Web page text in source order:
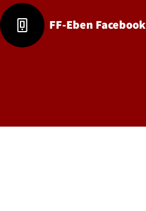
FF-Eben Facebook